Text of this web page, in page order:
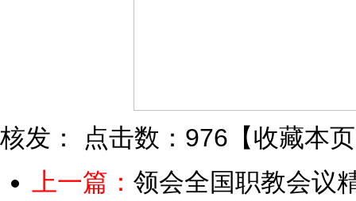
核发： 点击数：976 【收藏本页
上一篇： 领会全国职教会议